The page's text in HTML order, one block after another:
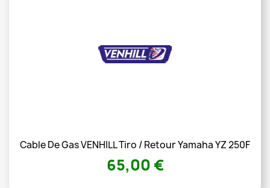
Cable De Gas VENHILL Tiro / Retour Yamaha YZ 250F
65,00 €